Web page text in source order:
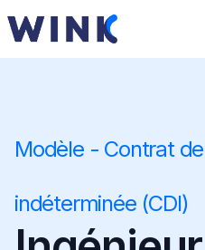
Modèle - Contrat
indéterminée (CDI)